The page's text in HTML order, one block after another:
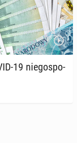
19 nie­go­spo­